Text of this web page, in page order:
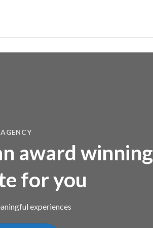
AGENCY
award winning
for you
experiences